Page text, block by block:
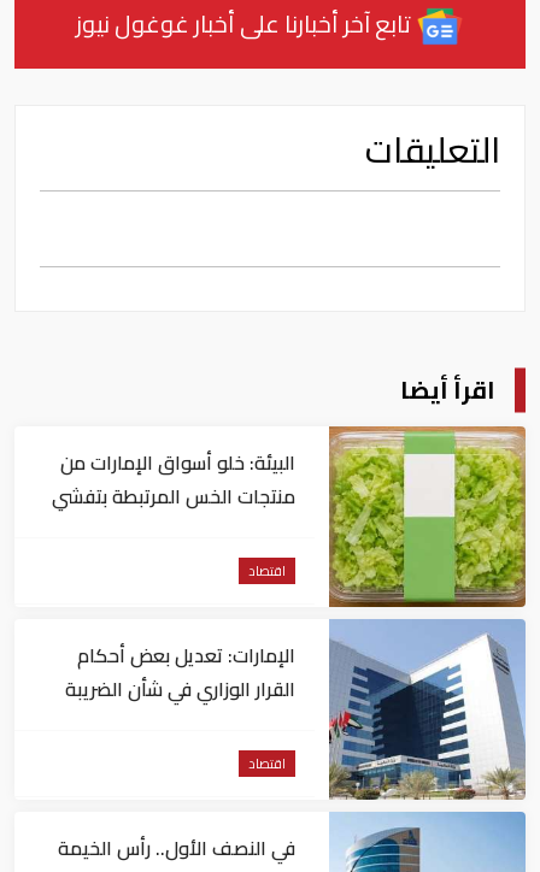
تابع آخر أخبارنا على أخبار غوغول نيوز
التعليقات
اقرأ أيضا
البيئة: خلو أسواق الإمارات من
منتجات الخس المرتبطة بتفشي
اقتصاد
الإمارات: تعديل بعض أحكام
القرار الوزاري في شأن الضريبة
اقتصاد
في النصف الأول.. رأس الخيمة